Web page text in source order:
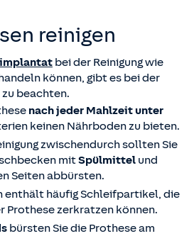
reinigen
bei der Reinigung wie
können, gibt es bei der
zu beachten.
nach jeder Mahlzeit unter
keinen Nährboden zu bieten.
zwischendurch sollten Sie
mitSpülmittel und
Seiten abbürsten.
enthält häufig Schleifpartikel, die
Prothese zerkratzen können.
bürsten Sie die Prothese am